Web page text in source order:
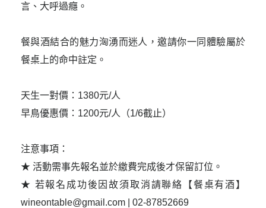
言、大呼過癮。
餐與酒結合的魅力洶湧而迷人，邀請你一同體驗屬於
餐桌上的命中註定。
天生一對價：1380元/人
早鳥優惠價：1200元/人（1/6截止）
注意事項：
★ 活動需事先報名並於繳費完成後才保留訂位。
★ 若報名成功後因故須取消請聯絡【餐桌有酒】
wineontable@gmail.com | 02-87852669